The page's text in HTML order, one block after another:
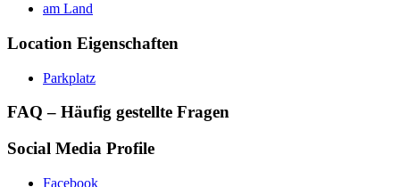
am Land
Location Eigenschaften
Parkplatz
FAQ – Häufig gestellte Fragen
Social Media Profile
Facebook